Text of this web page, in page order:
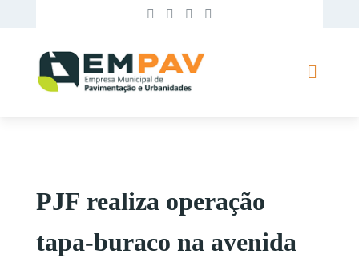
PJF realiza operação
tapa-buraco na avenida